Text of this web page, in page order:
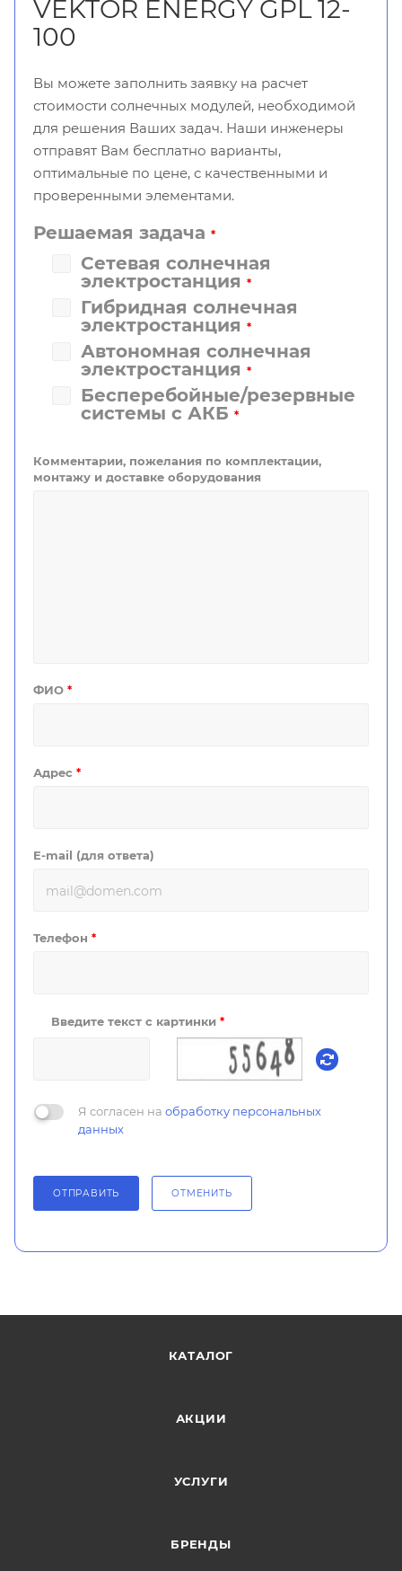
VEKTOR ENERGY GPL 12-
100
Вы можете заполнить заявку на расчет
стоимости солнечных модулей, необходимой
для решения Ваших задач. Наши инженеры
отправят Вам бесплатно варианты,
оптимальные по цене, с качественными и
проверенными элементами.
Решаемая задача *
Сетевая солнечная
электростанция *
Гибридная солнечная
электростанция *
Автономная солнечная
электростанция *
Бесперебойные/резервные
системы с АКБ *
Комментарии, пожелания по комплектации,
монтажу и доставке оборудования
ФИО *
Адрес *
E-mail (для ответа)
Телефон *
Введите текст с картинки *
Я согласен на обработку персональных
данных
ОТПРАВИТЬ ОТМЕНИТЬ
КАТАЛОГ
АКЦИИ
УСЛУГИ
БРЕНДЫ